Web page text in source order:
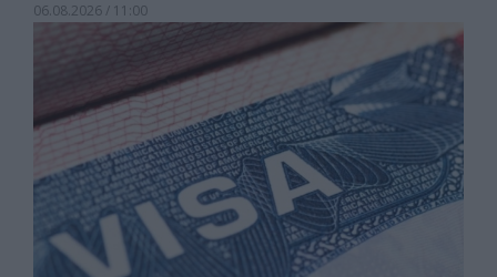
06.08.2026 / 11:00